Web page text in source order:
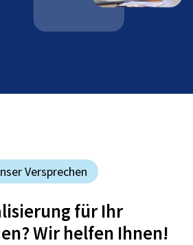
Versprechen
für Ihr
Wir helfen Ihnen!